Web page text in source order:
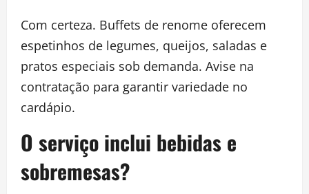
Com certeza. Buffets de renome oferecem
espetinhos de legumes, queijos, saladas e
pratos especiais sob demanda. Avise na
contratação para garantir variedade no
cardápio.
O serviço inclui bebidas e
sobremesas?